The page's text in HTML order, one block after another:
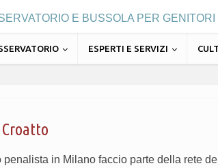
E BUSSOLA PER
ESPERTI E SERVIZI
penalista in Milano faccio parte della rete